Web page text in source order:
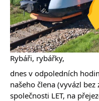
Rybáři, rybářky,
dnes v odpoledních
našeho člena (vyvázl
společnosti LET, na